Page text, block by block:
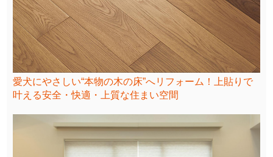
愛犬にやさしい“本物の木の床”へリフォーム！上貼りで
叶える安全・快適・上質な住まい空間